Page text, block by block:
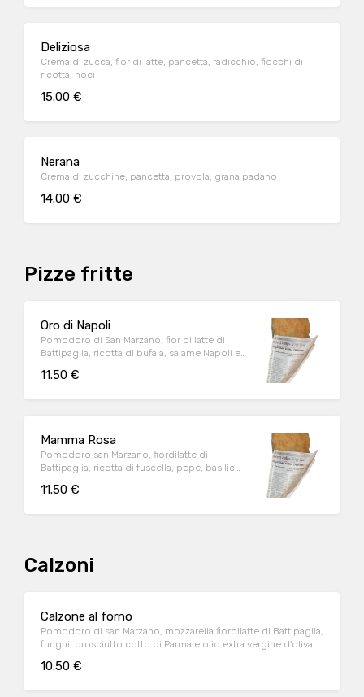
Deliziosa
Crema di zucca, fior di latte, pancetta, radicchio, fiocchi di
ricotta, noci
15.00 €
Nerana
Crema di zucchine, pancetta, provola, grana padano
14.00 €
Pizze fritte
Oro di Napoli
Pomodoro di San Marzano, fior di latte di
Battipaglia, ricotta di bufala, salame Napoli e
11.50 €
Mamma Rosa
Pomodoro san Marzano, fiordilatte di
Battipaglia, ricotta di fuscella, pepe, basilico
11.50 €
Calzoni
Calzone al forno
Pomodoro di san Marzano, mozzarella fiordilatte di Battipaglia,
funghi, prosciutto cotto di Parma e olio extra vergine d'oliva
10.50 €